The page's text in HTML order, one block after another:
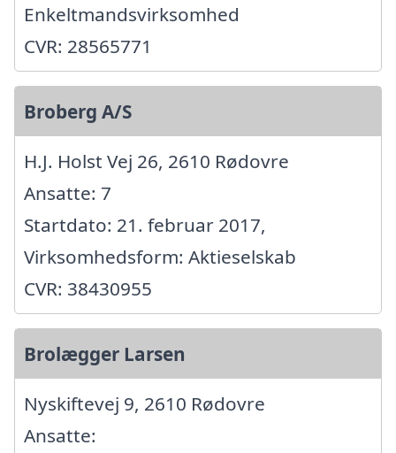
Enkeltmandsvirksomhed
CVR: 28565771
Broberg A/S
H.J. Holst Vej 26, 2610 Rødovre
Ansatte: 7
Startdato: 21. februar 2017,
Virksomhedsform: Aktieselskab
CVR: 38430955
Brolægger Larsen
Nyskiftevej 9, 2610 Rødovre
Ansatte: